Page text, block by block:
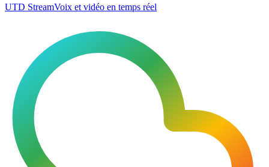
UTD StreamVoix et vidéo en temps réel